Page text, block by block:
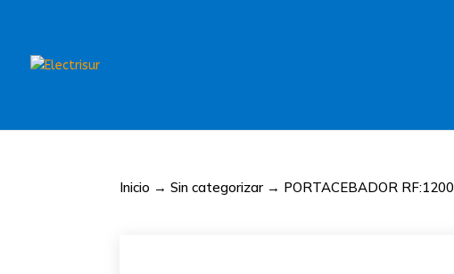
Inicio →Sin categorizar → PORTACEBADOR